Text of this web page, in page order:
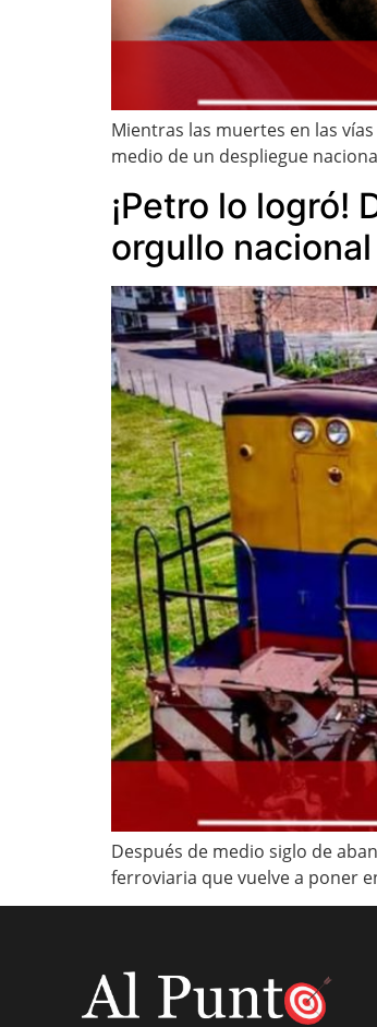
Mientras las muertes en las
medio de un despliegue
¡Petro lo logró!
orgullo
Después de medio siglo de
ferroviaria que vuelve a poner